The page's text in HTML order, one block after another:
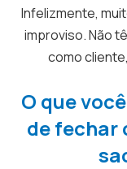
Infelizmente,
improviso. Não
como
O que
de fechar